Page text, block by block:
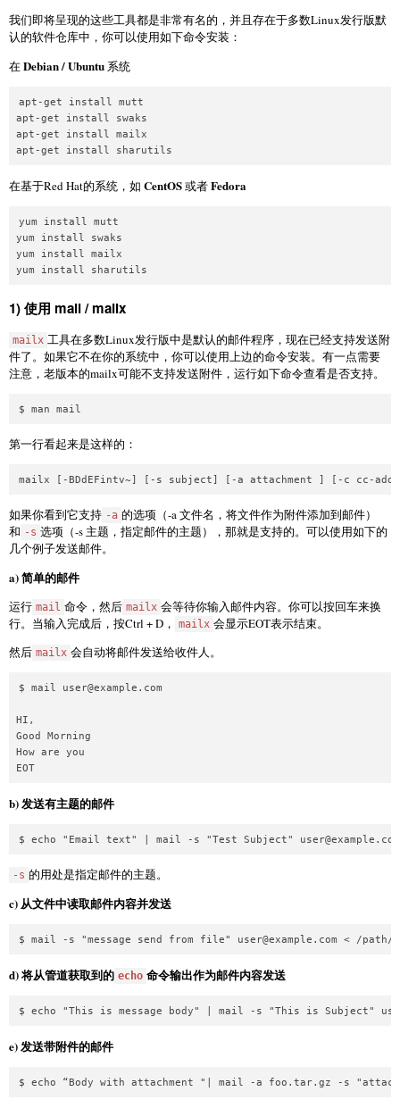
我们即将呈现的这些工具都是非常有名的，并且存在于多数Linux发行版默
认的软件仓库中，你可以使用如下命令安装：
在Debian / Ubuntu 系统
apt-get install mutt
apt-get install swaks
apt-get install mailx
在基于Red Hat的系统，如 CentOS或者Fedora
yum install mutt
yum install swaks
yum install mailx
1) 使用 mail / mailx
mailx 工具在多数Linux发行版中是默认的邮件程序，现在已经支持发送附
件了。如果它不在你的系统中，你可以使用上边的命令安装。有一点需要
注意，老版本的mailx可能不支持发送附件，运行如下命令查看是否支持。
第一行看起来是这样的：
如果你看到它支持 -a 的选项（-a 文件名，将文件作为附件添加到邮件）
和 -s 选项（-s 主题，指定邮件的主题），那就是支持的。可以使用如下的
几个例子发送邮件。
a) 简单的邮件
运行 mail 命令，然后 mailx 会等待你输入邮件内容。你可以按回车来换
行。当输入完成后，按Ctrl + D，
mailx 会显示EOT表示结束。
然后 mailx 会自动将邮件发送给收件人。
$ mail user@example.com
HI,
Good Morning
How are you
b) 发送有主题的邮件
$ echo "Email text" | mail -s "Test Subject" user@example.com
-s 的用处是指定邮件的主题。
c) 从文件中读取邮件内容并发送
$ mail -s "message send from file" user@example.com
d) 将从管道获取到的 echo 命令输出作为邮件内容发送
$ echo "This is message body" | mail -s "This is Subject"
e) 发送带附件的邮件
$ echo “Body with attachment "| mail -a foo.tar.gz -s